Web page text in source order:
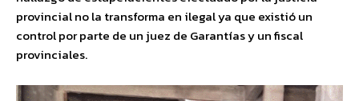
provincial no la transforma en ilegal ya que existió un
control por parte de un juez de Garantías y un fiscal
provinciales.